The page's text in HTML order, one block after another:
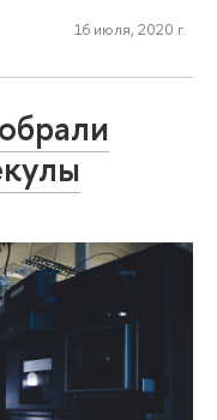
16 июля, 2020 г.